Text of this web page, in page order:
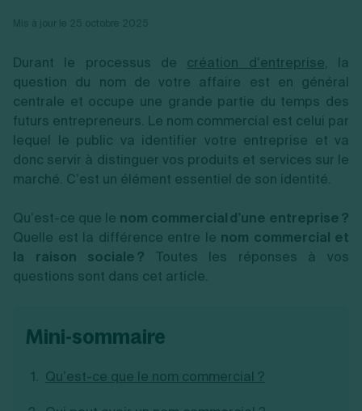
Commerce
Transport
Autres
Ressources
Simulateur de choix de forme juridique
Calcul de charges sociales
Calcul d'éligibilité à l'ACRE
Vérification de la disponibilité du nom d'entreprise
Générateur de mentions légales
Réduction de capital
Gérer son entreprise
Gestion comptable
Approbation des comptes
Dépôt de marque
Recherche d'antériorité
Protection des créations
Fermer son entreprise
Radiation auto entrepreneur
Mise en sommeil
Toutes les modifications
Conseil/finance
Vente en ligne
Services aux entreprises
Construction/travaux
Restauration
Commerce
Transport
Par fonctionnalité
Logiciel de facturation
Logiciel de comptabilité
Bilans et déclarations fiscales
Je souhaite être accompagné
Fiches SARL
Fiches SCI
Fiches auto-entrepreneur
Fiches association
Toutes les fiches sur la création
Autres démarches
Gestion d’entreprise
Exercice d’un métier
Recouvrement de factures
Gérer ses salariés
Sélection de fiches pratiques
Création d'entreprise
Création de micro-entreprise
Création d'EURL
Durant le processus de création d’entreprise, la
question du nom de votre affaire est en général
centrale et occupe une grande partie du temps des
futurs entrepreneurs. Le nom commercial est celui par
lequel le public va identifier votre entreprise et va
donc servir à distinguer vos produits et services sur le
marché. C’est un élément essentiel de son identité.
Qu’est-ce que le nom commercial d’une entreprise ?
Quelle est la différence entre le nom commercial et
la raison sociale ? Toutes les réponses à vos
questions sont dans cet article.
mini-sommaire
Qu’est-ce que le nom commercial ?